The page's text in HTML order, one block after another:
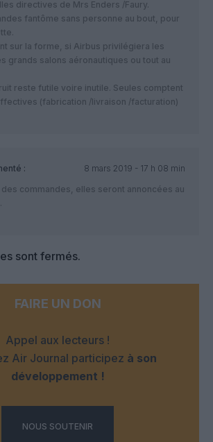
directives de Mrs Enders /Faury.
fantôme sans personne au bout, pour
sur la forme, si Airbus privilégiera les
grands salons aéronautiques ou tout au
reste futile voire inutile. Seules comptent
(fabrication /livraison /facturation)
:
8 mars 2019 - 17 h 08 min
commandes, elles seront annoncées au
sont fermés.
FAIRE UN DON
Appel aux lecteurs !
Air Journal participez à son
développement !
NOUS SOUTENIR